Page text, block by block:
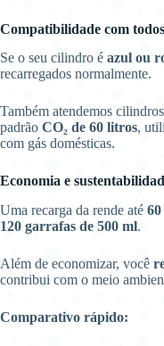
Compatibilidade com
Se o seu cilindro é azul ou
recarregados normalmente.
Também atendemos
padrão CO₂ de 60 litros,
com gás domésticas.
Economia e
Uma recarga da rende até
120 garrafas de 500 ml.
Além de economizar, você
contribui com o meio
Comparativo rápido: